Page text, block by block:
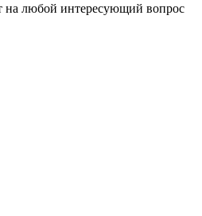
на любой интересующий вопрос